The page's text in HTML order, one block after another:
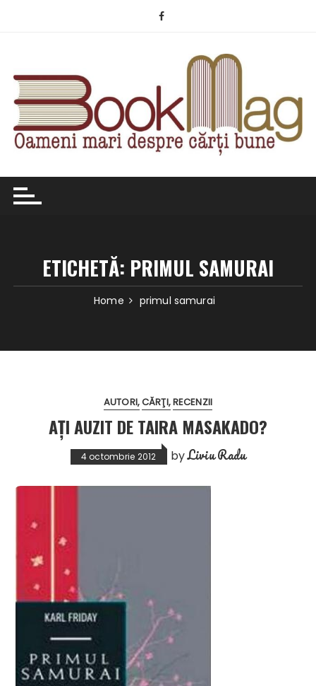
ETICHETĂ: PRIMUL SAMURAI
Home primul samurai
AUTORI CĂRŢI RECENZII
AȚI AUZIT DE TAIRA MASAKADO?
4 octombrie 2012 byLiviu Radu